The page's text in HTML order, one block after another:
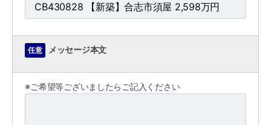
任意 メッセージ本文
※ご希望等ございましたらご記入ください